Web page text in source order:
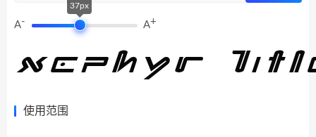
A-
37px
A+
使用范围